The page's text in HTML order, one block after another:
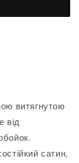
витягнутою
від
сатин,